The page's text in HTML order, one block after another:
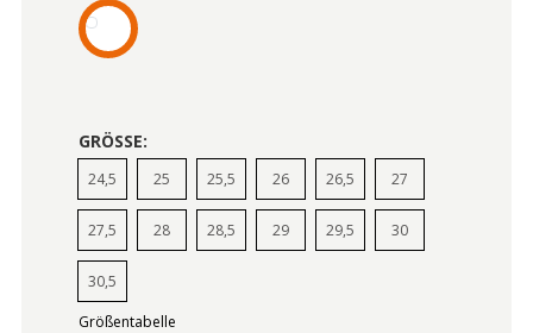
GRÖSSE:
24,5 25 25,5 26 26,5 27
27,5 28 28,5 29 29,5 30
30,5
Größentabelle